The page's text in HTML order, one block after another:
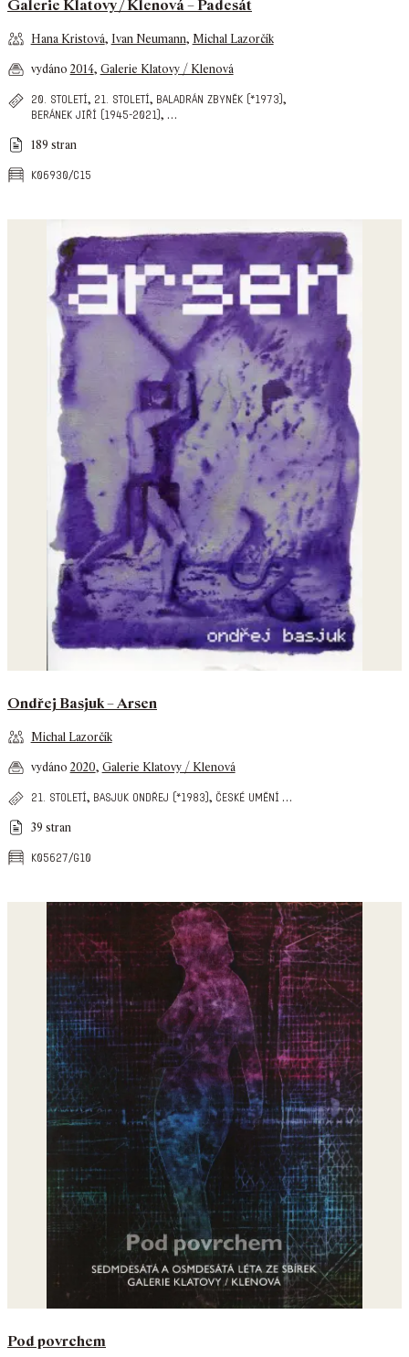
Galerie Klatovy / Klenová – Padesát
Hana Kristová, Ivan Neumann, Michal Lazorčík
vydáno 2014, Galerie Klatovy / Klenová
20. století, 21. století, baladrán zbyněk (*1973) ,
beránek jiří (1945-2021) , …
189 stran
k06930/c15
Ondřej Basjuk – Arsen
Michal Lazorčík
vydáno 2020, Galerie Klatovy / Klenová
21. století, basjuk ondřej (*1983) , české umění …
39 stran
k05627/g10
Pod povrchem